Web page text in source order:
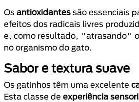
Os antioxidantes são essenciais
efeitos dos radicais livres
e, como resultado, "atrasando"
no organismo do gato.
Sabor e textura suave
Os gatinhos têm uma excelente
Esta classe de experiência